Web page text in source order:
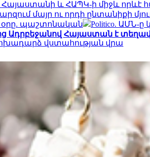
Հայաստանի և ՀԱՊԿ-ի միջև որևէ
մայր ու որդի ընտանիքի
օրը. պաշտոնական
Politico. ԱՄՆ-
Ադրբեջանով Հայաստան է
վստահության վրա